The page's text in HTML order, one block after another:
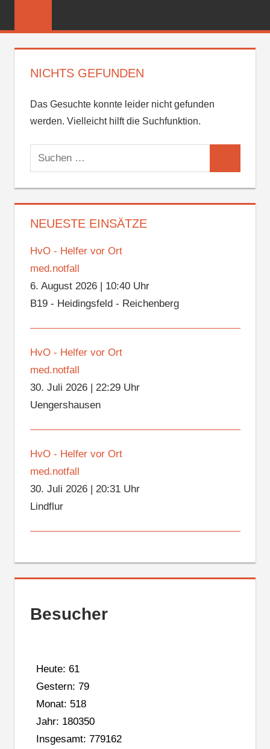
FEUERWEHR
NICHTS GEFUNDEN
Das Gesuchte konnte leider nicht gefunden
werden. Vielleicht hilft die Suchfunktion.
Suchen
NEUESTE EINSÄTZE
HvO - Helfer vor Ort
med.notfall
6. August 2026| 10:40 Uhr
B19 - Heidingsfeld - Reichenberg
HvO - Helfer vor Ort
med.notfall
30. Juli 2026| 22:29 Uhr
Uengershausen
HvO - Helfer vor Ort
med.notfall
30. Juli 2026| 20:31 Uhr
Lindflur
Besucher
Heute: 61
Gestern: 79
Monat: 518
Jahr: 180350
Insgesamt: 779162